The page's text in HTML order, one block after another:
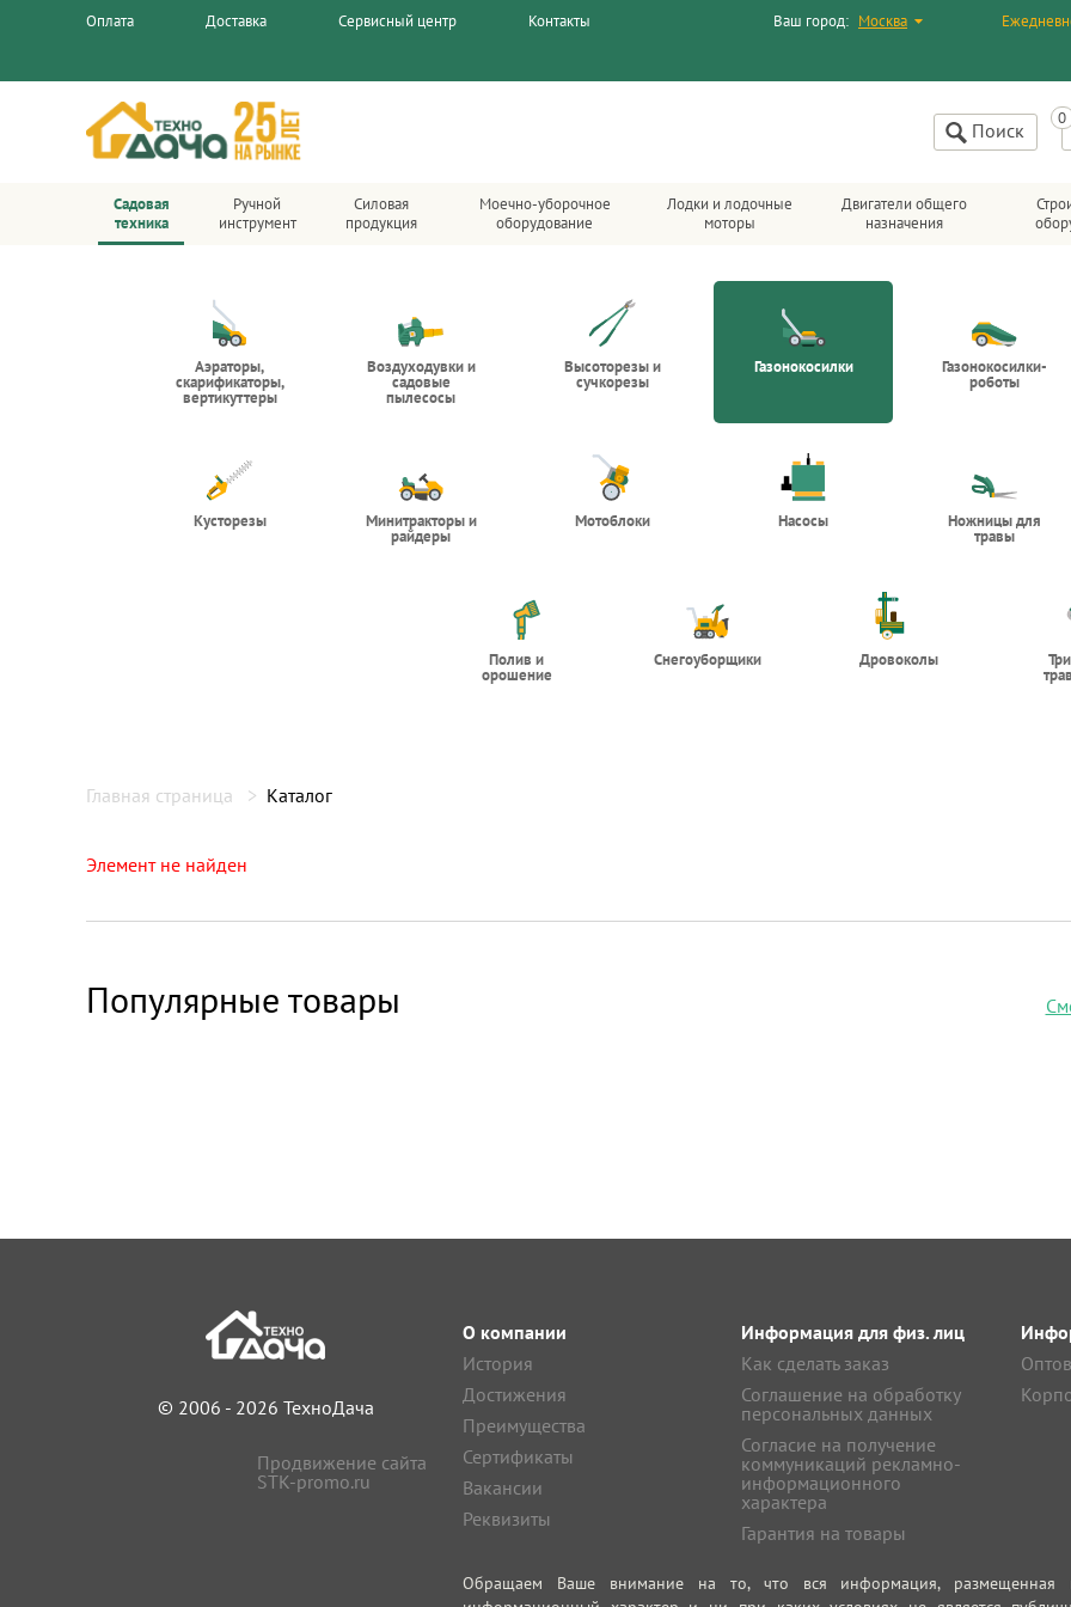
Оплата Доставка Сервисный центр Контакты Ваш город: Москва
Поиск
Садовая
техника
Ручной
инструмент
Силовая
продукция
Моечно-уборочное
оборудование
Лодки и лодочные
моторы
Двигатели общего
назначения
Аэраторы,
скарификаторы,
вертикуттеры
Воздуходувки и
садовые
пылесосы
Высоторезы и
сучкорезы
Газонокосилки Газонокосилки-
роботы
Кусторезы Минитракторы и
райдеры
Мотоблоки Насосы Ножницы для
травы
Полив и
орошение
Снегоуборщики Дровоколы
Главная страница Каталог
Элемент не найден
Популярные товары
© 2006 - 2026 ТехноДача
Продвижение сайта
STK-promo.ru
О компании
История
Достижения
Преимущества
Сертификаты
Вакансии
Реквизиты
Информация для физ. лиц
Как сделать заказ
Соглашение на обработку
персональных данных
Согласие на получение
коммуникаций рекламно-
информационного
характера
Гарантия на товары
Обращаем Ваше внимание на то, что вся информация, размещенная